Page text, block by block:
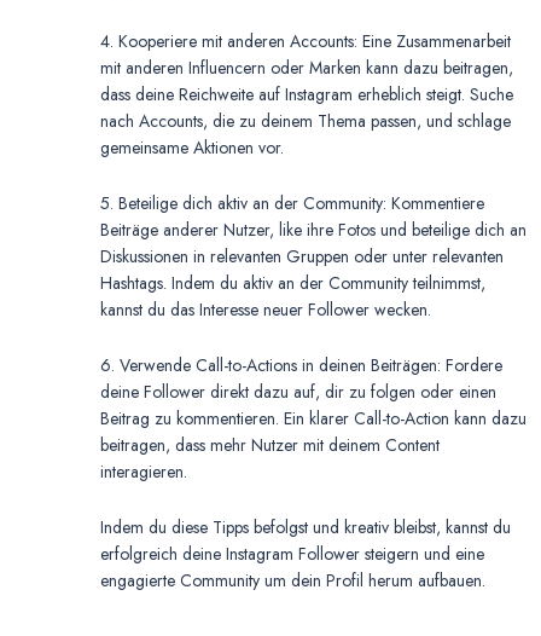
4. Kooperiere mit anderen Accounts: Eine Zusammenarbeit
mit anderen Influencern oder Marken kann dazu beitragen,
dass deine Reichweite auf Instagram erheblich steigt. Suche
nach Accounts, die zu deinem Thema passen, und schlage
gemeinsame Aktionen vor.
5. Beteilige dich aktiv an der Community: Kommentiere
Beiträge anderer Nutzer, like ihre Fotos und beteilige dich an
Diskussionen in relevanten Gruppen oder unter relevanten
Hashtags. Indem du aktiv an der Community teilnimmst,
kannst du das Interesse neuer Follower wecken.
6. Verwende Call-to-Actions in deinen Beiträgen: Fordere
deine Follower direkt dazu auf, dir zu folgen oder einen
Beitrag zu kommentieren. Ein klarer Call-to-Action kann dazu
beitragen, dass mehr Nutzer mit deinem Content
interagieren.
Indem du diese Tipps befolgst und kreativ bleibst, kannst du
erfolgreich deine Instagram Follower steigern und eine
engagierte Community um dein Profil herum aufbauen.